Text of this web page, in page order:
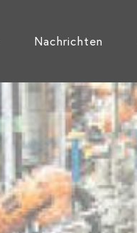
Nachrichten